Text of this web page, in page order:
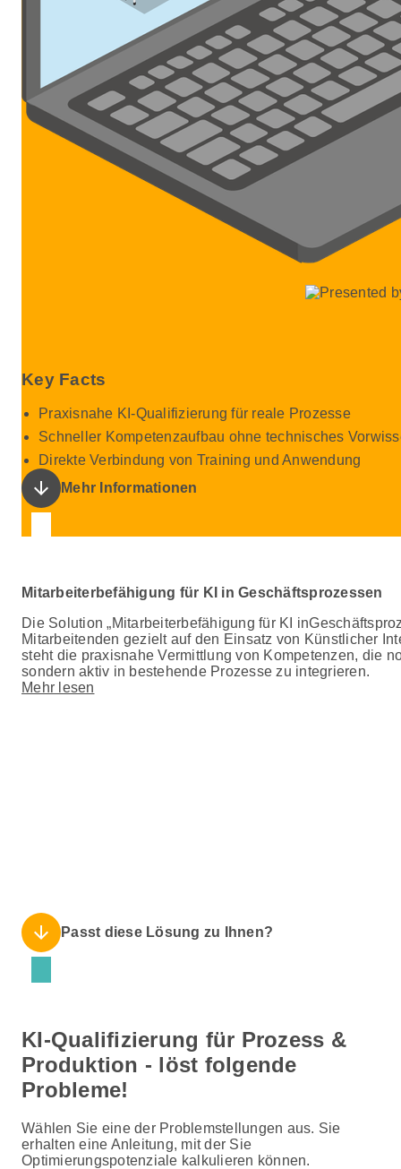
Key Facts
Praxisnahe KI-Qualifizierung für reale Prozesse
Schneller Kompetenzaufbau ohne technisches
Direkte Verbindung von Training und Anwendung
arrow_downward Mehr Informationen
Mitarbeiterbefähigung für KI in Geschäftsprozessen
Die Solution „Mitarbeiterbefähigung für KI
Mitarbeitenden gezielt auf den Einsatz von Künstlicher
steht die praxisnahe Vermittlung von Kompetenzen, die
sondern aktiv in bestehende Prozesse zu integrieren.
Mehr lesen
arrow_downward Passt diese Lösung zu Ihnen?
KI-Qualifizierung für Prozess &
Produktion - löst folgende
Probleme!
Wählen Sie eine der Problemstellungen aus. Sie
erhalten eine Anleitung, mit der Sie
Optimierungspotenziale kalkulieren können.